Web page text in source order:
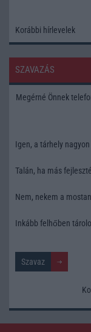
Korábbi hírlevelek
SZAVAZÁS
Megérné Önnek
Igen, a tárhely
Talán, ha más
Nem, nekem a
Inkább felhőben